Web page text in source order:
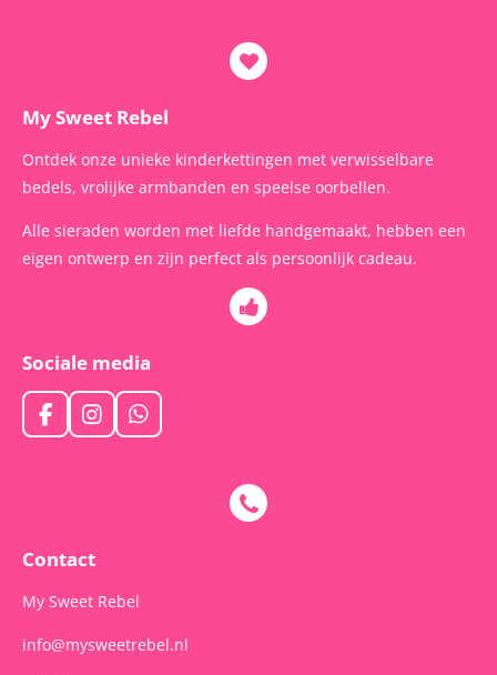
My Sweet Rebel
Ontdek onze unieke kinderkettingen met verwisselbare
bedels, vrolijke armbanden en speelse oorbellen.
Alle sieraden worden met liefde handgemaakt, hebben een
eigen ontwerp en zijn perfect als persoonlijk cadeau.
Sociale media
F
a
k
I
n
r
a
m
W
h
Contact
My Sweet Rebel
info@mysweetrebel.nl